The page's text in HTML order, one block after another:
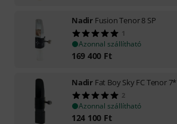
Nadir Fusion Tenor 8 SP
1
Azonnal szállítható
169 400 Ft
Nadir Fat Boy Sky FC Tenor 7*
2
Azonnal szállítható
124 100 Ft